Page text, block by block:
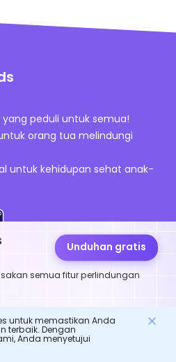
Unduhan gratis
semua fitur perlindungan
peduli untuk semua!
orang tua melindungi
untuk kehidupan sehat anak-
untuk memastikan Anda
terbaik. Dengan
Anda menyetujui